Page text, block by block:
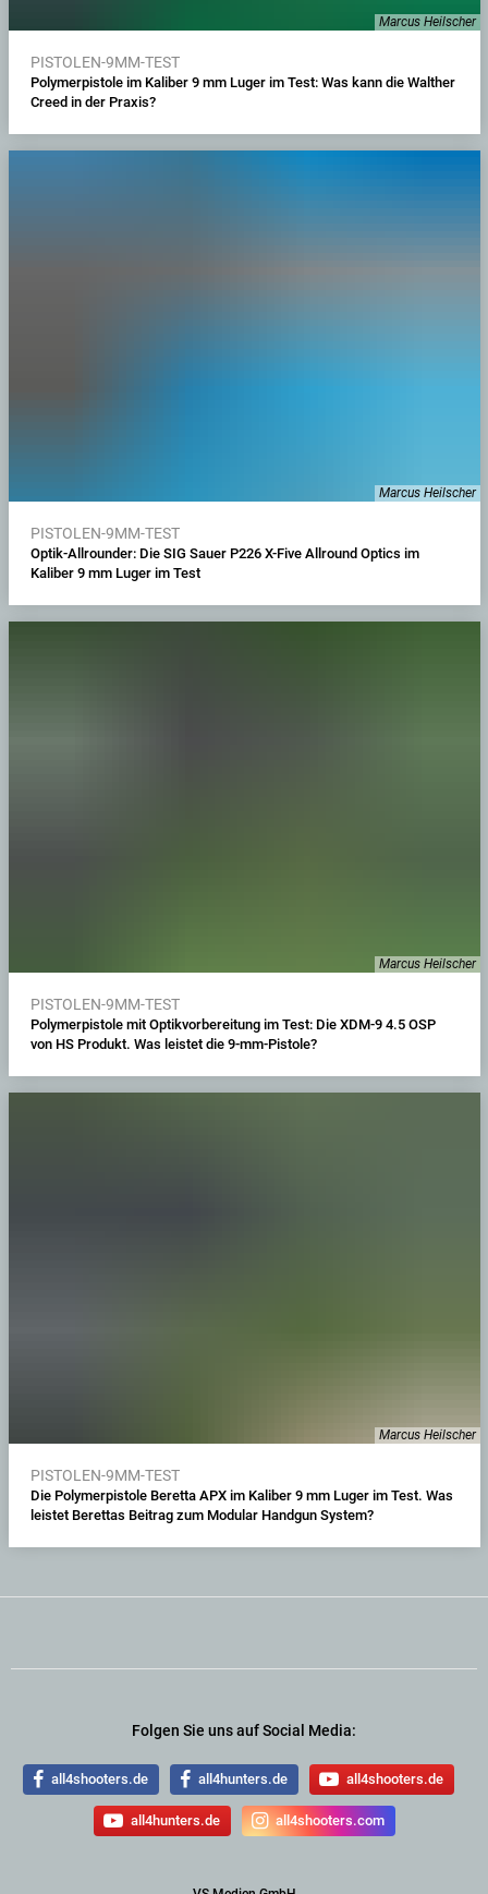
Marcus Heilscher
PISTOLEN-9MM-TEST
Polymerpistole im Kaliber 9 mm Luger im Test: Was kann die Walther
Creed in der Praxis?
Marcus Heilscher
PISTOLEN-9MM-TEST
Optik-Allrounder: Die SIG Sauer P226 X-Five Allround Optics im
Kaliber 9 mm Luger im Test
Marcus Heilscher
PISTOLEN-9MM-TEST
Polymerpistole mit Optikvorbereitung im Test: Die XDM-9 4.5 OSP
von HS Produkt. Was leistet die 9-mm-Pistole?
Marcus Heilscher
PISTOLEN-9MM-TEST
Die Polymerpistole Beretta APX im Kaliber 9 mm Luger im Test. Was
leistet Berettas Beitrag zum Modular Handgun System?
Folgen Sie uns auf Social Media:
all4shooters.de all4hunters.de all4shooters.de
all4hunters.de all4shooters.com